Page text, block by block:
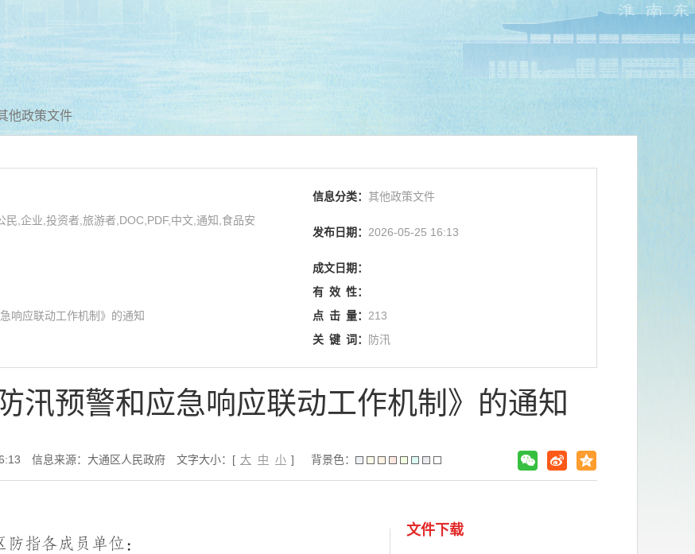
他政策文件
信息分类： 其他政策文件
,企业,投资者,旅游者,DOC,PDF,中文,通知,食品安
发布日期： 2026-05-25 16:13
成文日期：
有 效 性：
响应联动工作机制》的通知 点 击 量： 213
关 键 词： 防汛
汛预警和应急响应联动工作机制》的通知
信息来源：大通区人民政府 文字大小：[ 大 中 小 ] 背景色：
指各成员单位：
文件下载